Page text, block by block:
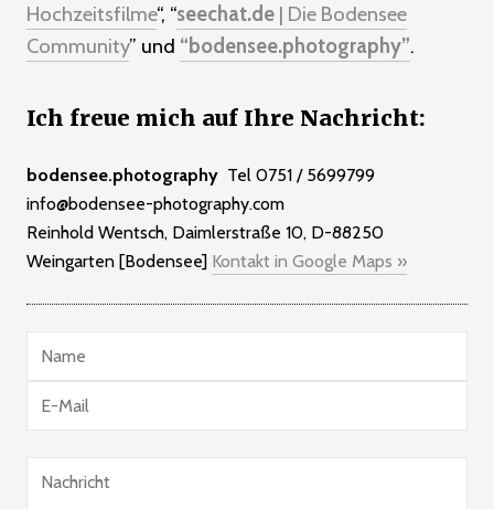
Hochzeitsfilme“, “seechat.de | Die Bodensee
Community” und “bodensee.photography”.
Ich freue mich auf Ihre Nachricht:
bodensee.photography Tel 0751 / 5699799
info@bodensee-photography.com
Reinhold Wentsch, Daimlerstraße 10, D-88250
Weingarten [Bodensee] Kontakt in Google Maps »